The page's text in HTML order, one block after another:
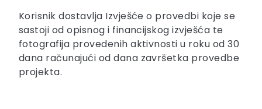
Korisnik dostavlja Izvješće o provedbi koje se
sastoji od opisnog i financijskog izvješća te
fotografija provedenih aktivnosti u roku od 30
dana računajući od dana završetka provedbe
projekta.